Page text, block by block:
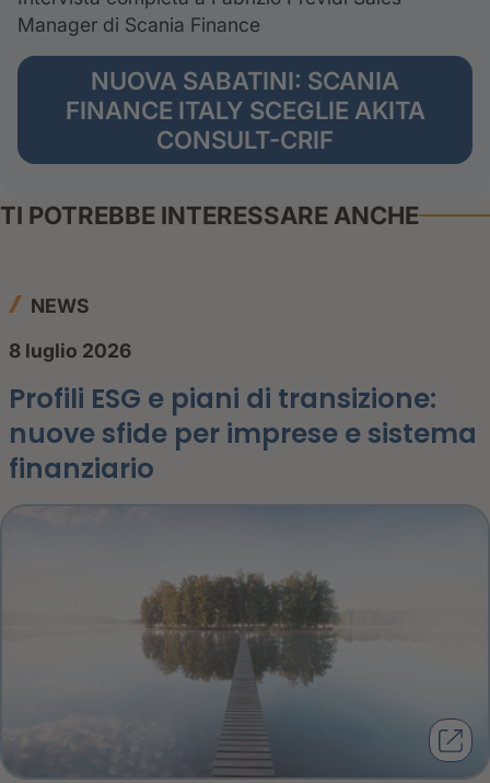
Manager di Scania Finance
NUOVA SABATINI: SCANIA
FINANCE ITALY SCEGLIE AKITA
CONSULT-CRIF
TI POTREBBE INTERESSARE ANCHE
NEWS
8 luglio 2026
Profili ESG e piani di transizione:
nuove sfide per imprese e sistema
finanziario